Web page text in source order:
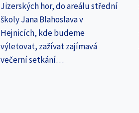
Jizerských hor, do areálu střední
školy Jana Blahoslava v
Hejnicích, kde budeme
výletovat, zažívat zajímavá
večerní setkání…